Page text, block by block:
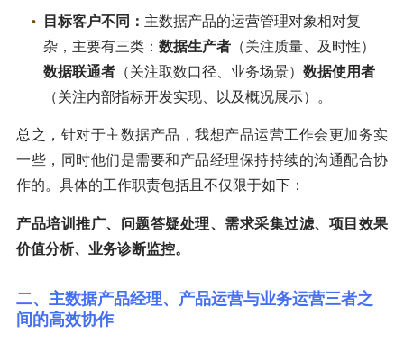
目标客户不同： 主数据产品的运营管理对象相对复
杂，主要有三类： 数据生产者 （关注质量、及时性）
数据联通者 （关注取数口径、业务场景） 数据使用者
（关注内部指标开发实现、以及概况展示）。
总之，针对于主数据产品，我想产品运营工作会更加务实
一些，同时他们是需要和产品经理保持持续的沟通配合协
作的。具体的工作职责包括且不仅限于如下：
产品培训推广、问题答疑处理、需求采集过滤、项目效果
价值分析、业务诊断监控。
二、主数据产品经理、产品运营与业务运营三者之
间的高效协作